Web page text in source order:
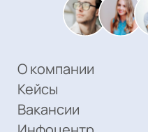
О компании
Кейсы
Вакансии